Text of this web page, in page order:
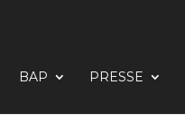
BAP PRESSE